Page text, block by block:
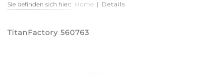
Sie befinden sich hier: Home | Details
TitanFactory 560763